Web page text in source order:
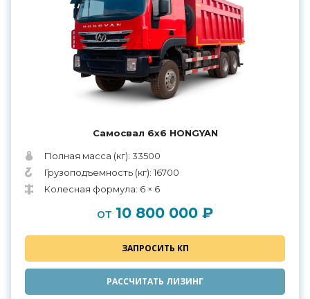
Самосвал 6х6 HONGYAN
Полная масса (кг): 33500
Грузоподъемность (кг): 16700
Колесная формула: 6 × 6
от 10 800 000 ₽
ЗАПРОСИТЬ КП
РАССЧИТАТЬ ЛИЗИНГ